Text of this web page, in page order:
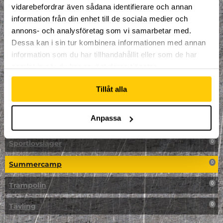
vidarebefordrar även sådana identifierare och annan
information från din enhet till de sociala medier och
annons- och analysföretag som vi samarbetar med.
Dessa kan i sin tur kombinera informationen med annan
information som du har tillhandahållit eller som de har
Tillåt alla
Anpassa
NPF-Träning
Parkour
Påsk på Dome
Påsklovsläger 0
Skateboard 0
Sportlovsläger 0
Summercamp 0
Trampolin 0
Tävling 0